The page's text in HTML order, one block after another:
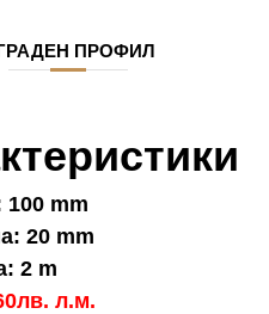
ПРОФИЛ
mm
20 mm
2 m
л.м.